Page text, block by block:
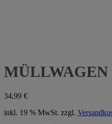
MÜLLWAGEN
34,99 €
inkl. 19 % MwSt. zzgl.